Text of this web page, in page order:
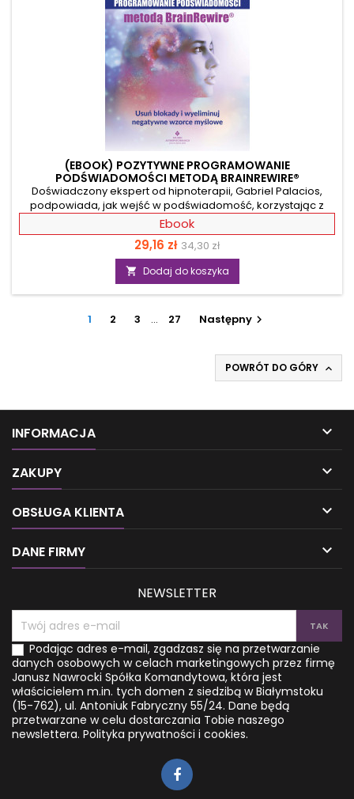
(EBOOK) POZYTYWNE PROGRAMOWANIE
PODŚWIADOMOŚCI METODĄ BRAINREWIRE®
Doświadczony ekspert od hipnoterapii, Gabriel Palacios,
podpowiada, jak wejść w podświadomość, korzystając z
autorskiego programu pozytywnego programowania
podświadomości metodą BrainRewire®. Pozwala on pozbyć
się traum z dzieciństwa, blokad, negatywnych wzorców
myślowych, stanów lękowych i niepokojów. Dzięki niemu
dotrzesz do zakamarków swojego umysłu i
przeprogramujesz sposób myślenia. Autor przedstawia
które pozwolą ci w bezpieczny...
Ebook
Cena
29,16 zł Cena
podstawowa
34,30 zł
 Dodaj do koszyka
1 2 3 … 27 Następny 
POWRÓT DO GÓRY 
INFORMACJA 
ZAKUPY 
OBSŁUGA KLIENTA 
DANE FIRMY 
NEWSLETTER
Podając adres e-mail, zgadzasz się na przetwarzanie
danych osobowych w celach marketingowych przez firmę
Janusz Nawrocki Spółka Komandytowa, która jest
właścicielem m.in. tych domen z siedzibą w Białymstoku
(15-762), ul. Antoniuk Fabryczny 55/24. Dane będą
przetwarzane w celu dostarczania Tobie naszego
newslettera. Polityka prywatności i cookies.